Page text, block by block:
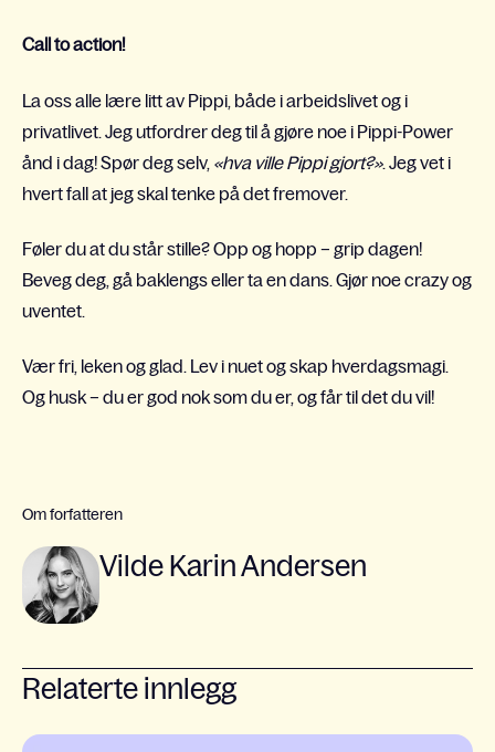
Call to action!
La oss alle lære litt av Pippi, både i arbeidslivet og i
privatlivet. Jeg utfordrer deg til å gjøre noe i Pippi-Power
ånd i dag! Spør deg selv, «hva ville Pippi gjort?». Jeg vet i
hvert fall at jeg skal tenke på det fremover.
Føler du at du står stille? Opp og hopp – grip dagen!
Beveg deg, gå baklengs eller ta en dans. Gjør noe crazy og
uventet.
Vær fri, leken og glad. Lev i nuet og skap hverdagsmagi.
Og husk – du er god nok som du er, og får til det du vil!
Om forfatteren
Vilde Karin Andersen
Relaterte innlegg